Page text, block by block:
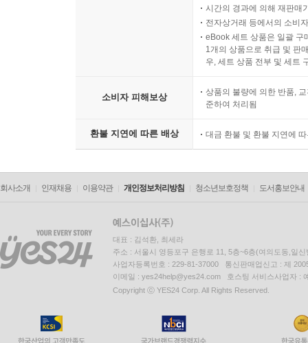
시간의 경과에 의해 재판매
전자상거래 등에서의 소비
eBook 세트 상품은 일괄 구
1개의 상품으로 취급 및 판
우, 세트 상품 전부 및 세트
소비자 피해보상
상품의 불량에 의한 반품,
준하여 처리됨
환불 지연에 따른 배상 대금 환불 및 환불 지연에
회사소개 인재채용 이용약관 개인정보처리방침 청소년보호정책 도서홍보안내
대표 : 김석환, 최세라
주소 : 서울시 영등포구 은행로 11, 5층~6층(여의도동,일신
사업자등록번호 : 229-81-37000 통신판매업신고 : 제
이메일 : yes24help@yes24.com 호스팅 서비스사업자 :
Copyright ⓒ YES24 Corp. All Rights Reserved.